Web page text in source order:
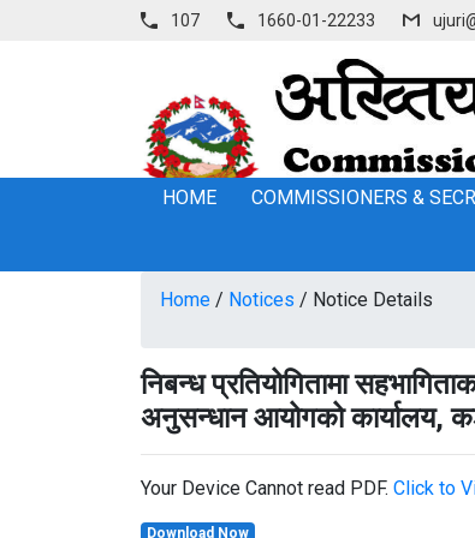
107 1660-01-22233
HOME COMMISSIONERS &
Home / Notices / Notice Details
निबन्ध प्रतियोगितामा
अनुसन्धान आयोगको कार्यालय,
Your Device Cannot read PDF. Click to
Download Now